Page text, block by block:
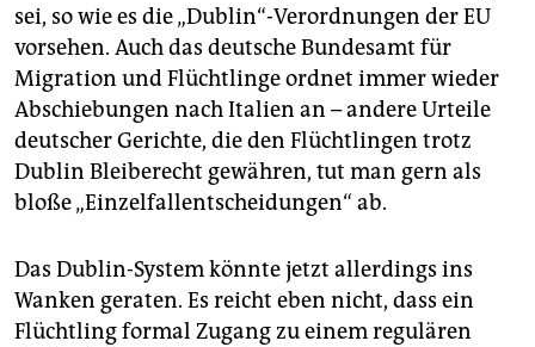
sei, so wie es die „Dublin“-Verordnungen der EU
vorsehen. Auch das deutsche Bundesamt für
Migration und Flüchtlinge ordnet immer wieder
Abschiebungen nach Italien an – andere Urteile
deutscher Gerichte, die den Flüchtlingen trotz
Dublin Bleiberecht gewähren, tut man gern als
bloße „Einzelfallentscheidungen“ ab.
Das Dublin-System könnte jetzt allerdings ins
Wanken geraten. Es reicht eben nicht, dass ein
Flüchtling formal Zugang zu einem regulären